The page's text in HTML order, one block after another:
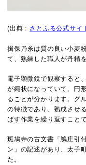
(出典： さとふる公式サイ
揖保乃糸は質の良い小麦
て、熟練した職人が丹精
電子顕微鏡で観察すると
が縄状になっていて、円
ることが分かります。グ
の特徴であり、熟成させ
ばす作業を繰り返すこと
斑鳩寺の古文書「鵤庄引
ン」の記述があり、太子
た。